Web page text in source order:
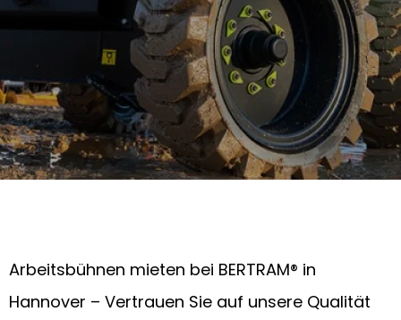
Arbeitsbühnen mieten bei BERTRAM® in
Hannover – Vertrauen Sie auf unsere Qualität